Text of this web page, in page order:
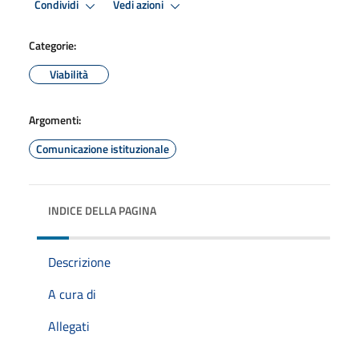
Condividi Vedi azioni
Categorie:
Viabilità
Argomenti:
Comunicazione istituzionale
INDICE DELLA PAGINA
Descrizione
A cura di
Allegati